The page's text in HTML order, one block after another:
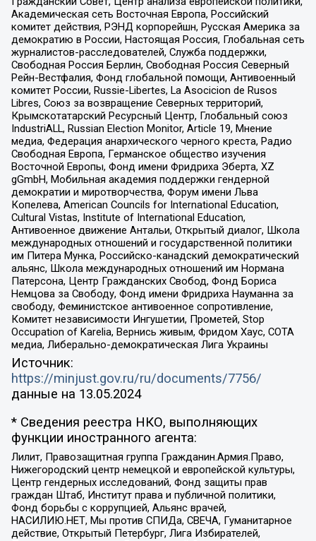
Академическая сеть Восточная Европа, Российский
комитет действия, РЭНД корпорейшн, Русская Америка за
демократию в России, Настоящая Россия, Глобальная сеть
журналистов-расследователей, Служба поддержки,
Свободная Россия Берлин, Свободная Россия Северный
Рейн-Вестфалия, Фонд глобальной помощи, Антивоенный
комитет России, Russie-Libertes, La Asocicion de Rusos
Libres, Союз за возвращение Северных территорий,
Крымскотатарский Ресурсный Центр, Глобальный союз
IndustriALL, Russian Election Monitor, Article 19, Мнение
медиа, Федерация анархического черного креста, Радио
Свободная Европа, Германское общество изучения
Восточной Европы, Фонд имени Фридриха Эберта, XZ
gGmbH, Мобильная академия поддержки гендерной
демократии и миротворчества, Форум имени Льва
Копелева, American Councils for International Education,
Cultural Vistas, Institute of International Education,
Антивоенное движение Антальи, Открытый диалог, Школа
международных отношений и государственной политики
им Питера Мунка, Российско-канадский демократический
альянс, Школа международных отношений им Нормана
Патерсона, Центр Гражданских Свобод, Фонд Бориса
Немцова за Свободу, Фонд имени Фридриха Науманна за
свободу, Феминистское антивоенное сопротивление,
Комитет независимости Ингушетии, Прометей, Stop
Occupation of Karelia, Вернись живым, Фридом Хаус, СОТА
медиа, Либерально-демократическая Лига Украины
Источник:
https://minjust.gov.ru/ru/documents/7756/
данные на 13.05.2024
* Сведения реестра НКО, выполняющих
функции иностранного агента:
Лилит, Правозащитная группа Гражданин.Армия.Право,
Нижегородский центр немецкой и европейской культуры,
Центр гендерных исследований, Фонд защиты прав
граждан Штаб, Институт права и публичной политики,
Фонд борьбы с коррупцией, Альянс врачей,
НАСИЛИЮ.НЕТ, Мы против СПИДа, СВЕЧА, Гуманитарное
действие, Открытый Петербург, Лига Избирателей,